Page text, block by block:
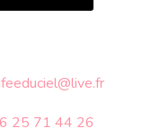
25 71 44 26